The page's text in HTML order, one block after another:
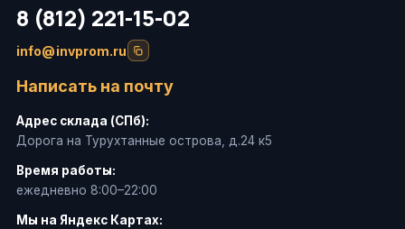
8 (812) 221-15-02
info@invprom.ru
Написать на почту
Адрес склада (СПб):
Дорога на Турухтанные острова, д.24 к5
Время работы:
ежедневно 8:00–22:00
Мы на Яндекс Картах: